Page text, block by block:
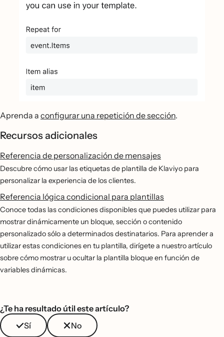
Aprenda a configurar una repetición de sección.
Recursos adicionales
Referencia de personalización de mensajes
Descubre cómo usar las etiquetas de plantilla de Klaviyo para
personalizar la experiencia de los clientes.
Referencia lógica condicional para plantillas
Conoce todas las condiciones disponibles que puedes utilizar para
mostrar dinámicamente un bloque, sección o contenido
personalizado sólo a determinados destinatarios. Para aprender a
utilizar estas condiciones en tu plantilla, dirígete a nuestro artículo
sobre cómo mostrar u ocultar la plantilla bloque en función de
variables dinámicas.
¿Te ha resultado útil este artículo?
Sí
No